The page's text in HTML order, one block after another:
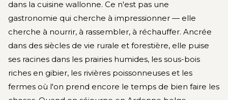
dans la cuisine wallonne. Ce n'est pas une
gastronomie qui cherche à impressionner — elle
cherche à nourrir, à rassembler, à réchauffer. Ancrée
dans des siècles de vie rurale et forestière, elle puise
ses racines dans les prairies humides, les sous-bois
riches en gibier, les rivières poissonneuses et les
fermes où l'on prend encore le temps de bien faire les